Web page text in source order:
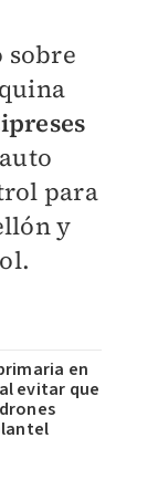
para
y
en
evitar que